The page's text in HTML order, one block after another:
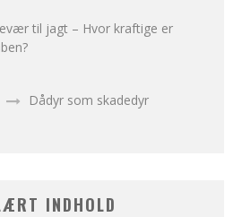
til jagt – Hvor kraftige er
Dådyr som skadedyr
INDHOLD